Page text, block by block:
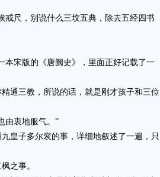
尺，别说什么三坟五典，除去五经四书
宋版的《唐阙史》，里面正好记载了一
通三教，所说的话，就是刚才孩子和三位
由衷地服气。”
皇子多尔衮的事，详细地叙述了一遍，只
之事。